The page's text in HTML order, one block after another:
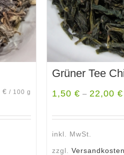
€ / 100 g
Grüner Tee
1,50 € – 22,00 €
inkl. MwSt.
zzgl. Versandkosten